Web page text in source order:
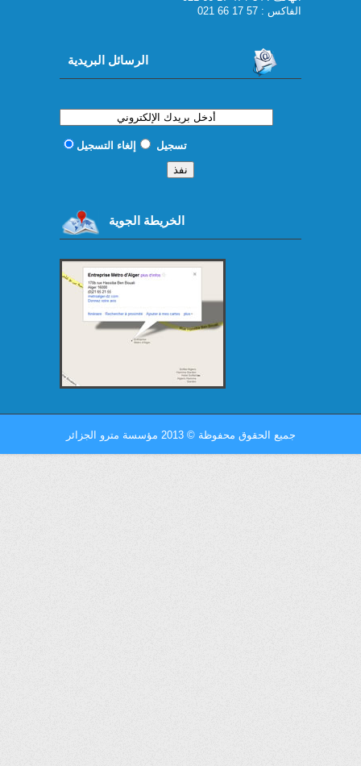
الفاكس : 57 17 66 021
الرسائل البريدية
تسجيل إلغاء التسجيل
الخريطة الجوية
جميع الحقوق محفوظة© 2013 مؤسسة مترو الجزائر